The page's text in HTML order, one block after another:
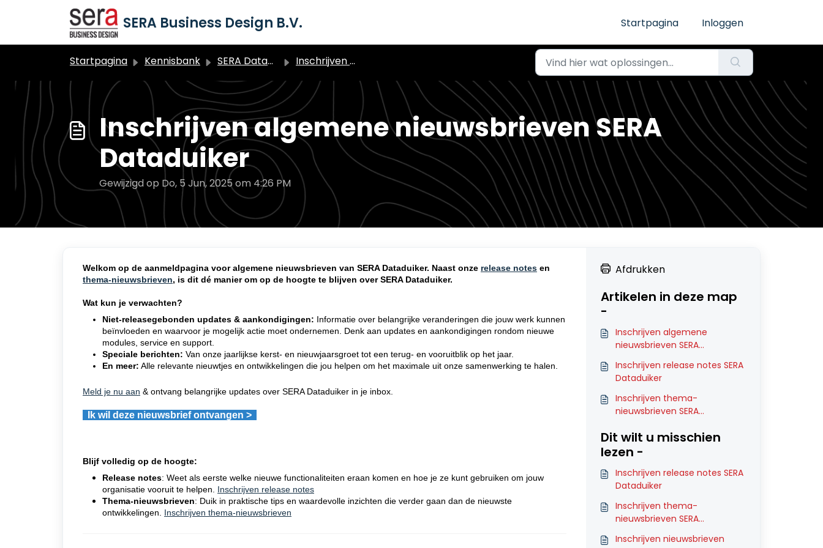
Doorgaan naar hoofdinhoud
SERA Business Design B.V. Startpagina Inloggen
Startpagina Kennisbank SERA Dataduiker Algemeen Inschrijven nieuwsbrieven
Inschrijven algemene nieuwsbrieven SERA
Dataduiker
Gewijzigd op Do, 5 Jun, 2025 om 4:26 PM
Welkom op de aanmeldpagina voor algemene nieuwsbrieven van SERA Dataduiker. Naast onze release notes en
thema-nieuwsbrieven, is dit dé manier om op de hoogte te blijven over SERA Dataduiker.
Wat kun je verwachten?
Niet-releasegebonden updates & aankondigingen: Informatie over belangrijke veranderingen die jouw werk kunnen
beïnvloeden en waarvoor je mogelijk actie moet ondernemen. Denk aan updates en aankondigingen rondom nieuwe
modules, service en support.
Speciale berichten: Van onze jaarlijkse kerst- en nieuwjaarsgroet tot een terug- en vooruitblik op het jaar.
En meer: Alle relevante nieuwtjes en ontwikkelingen die jou helpen om het maximale uit onze samenwerking te halen.
Meld je nu aan & ontvang belangrijke updates over SERA Dataduiker in je inbox.
k wil deze nieuwsbrief ontvangen >
Blijf volledig op de hoogte:
Release notes: Weet als eerste welke nieuwe functionaliteiten eraan komen en hoe je ze kunt gebruiken om jouw
organisatie vooruit te helpen. Inschrijven release notes
Thema-nieuwsbrieven: Duik in praktische tips en waardevolle inzichten die verder gaan dan de nieuwste
ontwikkelingen. Inschrijven thema-nieuwsbrieven
Afdrukken
Artikelen in deze map
-
Inschrijven algemene
nieuwsbrieven SERA
Inschrijven release notes SERA
Dataduiker
Inschrijven thema-
nieuwsbrieven SERA
Dit wilt u misschien
lezen -
Inschrijven release notes SERA
Dataduiker
Inschrijven thema-
nieuwsbrieven SERA
Inschrijven nieuwsbrieven